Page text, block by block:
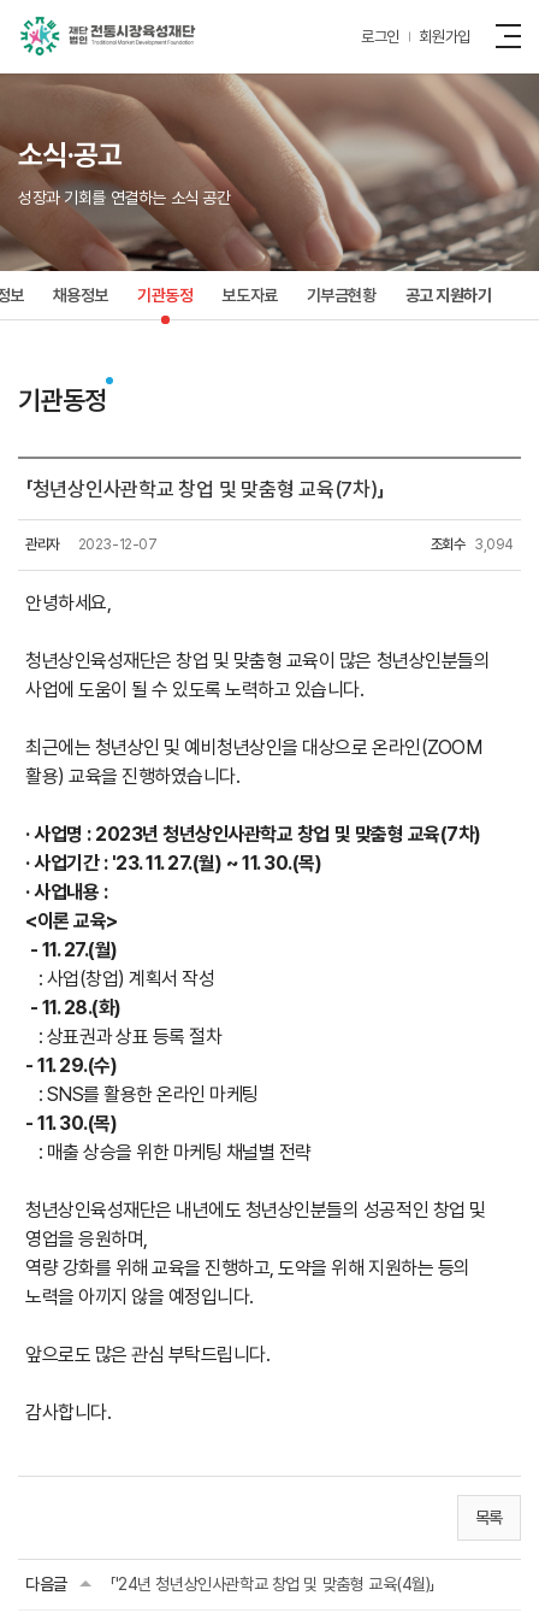
로그인 회원가입
소식·공고
성장과 기회를 연결하는 소식 공간
보 채용정보 기관동정 보도자료 기부금현황 공고 지원하기
기관동정
「청년상인사관학교 창업 및 맞춤형 교육(7차)」
관리자 2023-12-07 조회수 3,094
안녕하세요,
청년상인육성재단은 창업 및 맞춤형 교육이 많은 청년상인분들의
사업에 도움이 될 수 있도록 노력하고 있습니다.
최근에는 청년상인 및 예비청년상인을 대상으로 온라인(ZOOM
활용) 교육을 진행하였습니다.
· 사업명 : 2023년 청년상인사관학교 창업 및 맞춤형 교육(7차)
· 사업기간 : '23. 11. 27.(월) ~ 11. 30.(목)
· 사업내용 :
<이론 교육>
- 11. 27.(월)
: 사업(창업) 계획서 작성
- 11. 28.(화)
: 상표권과 상표 등록 절차
- 11. 29.(수)
: SNS를 활용한 온라인 마케팅
- 11. 30.(목)
: 매출 상승을 위한 마케팅 채널별 전략
청년상인육성재단은 내년에도 청년상인분들의 성공적인 창업 및
영업을 응원하며,
역량 강화를 위해 교육을 진행하고, 도약을 위해 지원하는 등의
노력을 아끼지 않을 예정입니다.
앞으로도 많은 관심 부탁드립니다.
감사합니다.
목록
다음글 「'24년 청년상인사관학교 창업 및 맞춤형 교육(4월)」